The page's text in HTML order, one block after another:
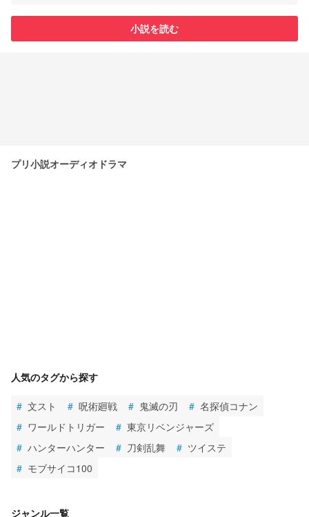
小説を読む
プリ小説オーディオドラマ
人気のタグから探す
# 文スト # 呪術廻戦 # 鬼滅の刃 # 名探偵コナン
# ワールドトリガー # 東京リベンジャーズ
# ハンターハンター # 刀剣乱舞 # ツイステ
# モブサイコ100
ジャンル一覧